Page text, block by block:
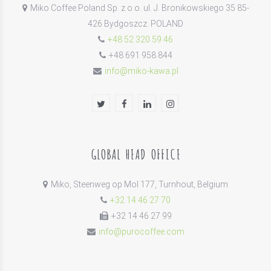
Miko Coffee Poland Sp. z o.o. ul. J. Bronikowskiego 35 85-
426 Bydgoszcz. POLAND
+48 52 320 59 46
+48 691 958 844
info@miko-kawa.pl
GLOBAL HEAD OFFICE
Miko, Steenweg op Mol 177, Turnhout, Belgium
+32 14 46 27 70
+32 14 46 27 99
info@purocoffee.com